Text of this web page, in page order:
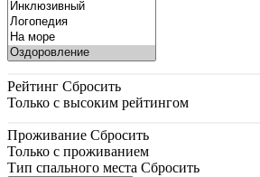
Рейтинг Сбросить
Только с высоким рейтингом
Проживание Сбросить
Только с проживанием
Тип спального места Сбросить